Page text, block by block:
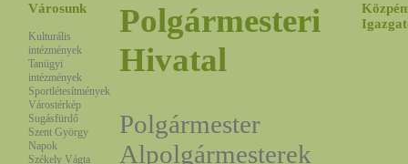
Városunk
Kulturális
intézmények
Tanügyi
intézmények
Sportlétesítmények
Várostérkép
Sugásfürdő
Szent György
Napok
Székely Vágta
Polgármesteri
Hivatal
Polgármester
Alpolgármesterek